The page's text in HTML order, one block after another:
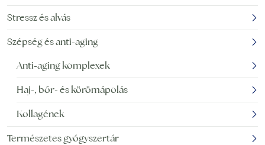
Stressz és alvás
Szépség és anti-aging
Anti-aging komplexek
Haj-, bőr- és körömápolás
Kollagének
Természetes gyógyszertár